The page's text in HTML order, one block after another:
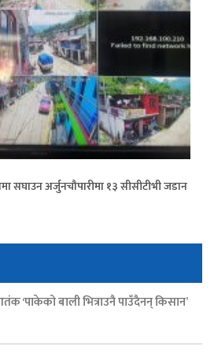
सघाउन अर्जुनचौपारीमा १३ सीसीटीभी जडान
‘पाकेको बाली भित्राउनै पाउँदैनन् किसान’